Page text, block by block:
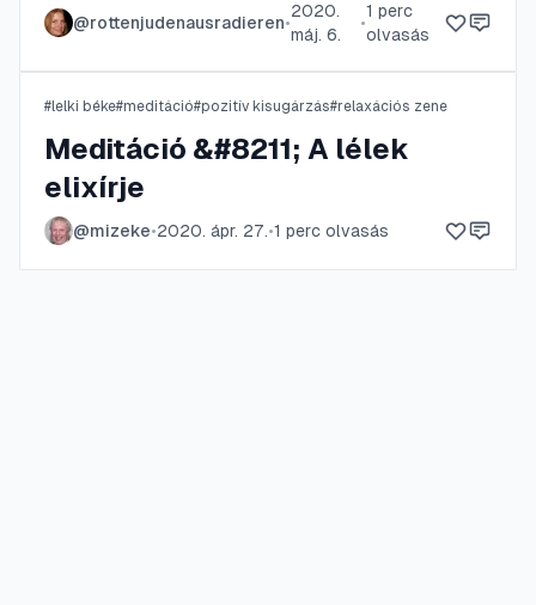
@rottenjudenausradieren•
2020.
máj. 6.
•
1 perc
olvasás
#lelki béke#meditáció#pozitív kisugárzás#relaxációs zene
Meditáció &#8211; A lélek
elixírje
@mizeke•2020. ápr. 27.•1 perc olvasás